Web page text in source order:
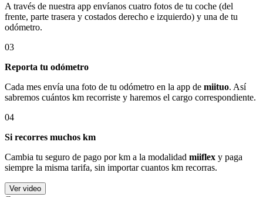
A través de nuestra app envíanos cuatro fotos de tu coche (del
frente, parte trasera y costados derecho e izquierdo) y una de tu
odómetro.
03
Reporta tu odómetro
Cada mes envía una foto de tu odómetro en la app de miituo. Así
sabremos cuántos km recorriste y haremos el cargo correspondiente.
04
Si recorres muchos km
Cambia tu seguro de pago por km a la modalidad miiflex y paga
siempre la misma tarifa, sin importar cuantos km recorras.
Ver video